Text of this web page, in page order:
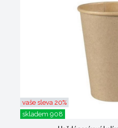
vaše sleva 20%
skladem 908